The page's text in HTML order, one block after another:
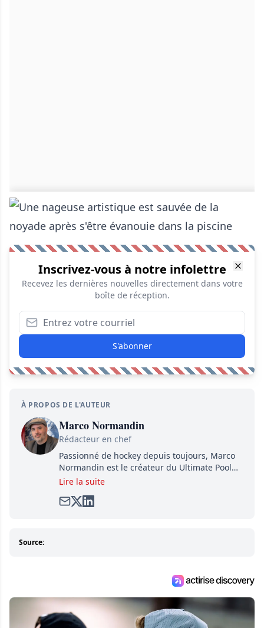
Inscrivez-vous à notre infolettre
Recevez les dernières nouvelles directement dans votre
boîte de réception.
S'abonner
À PROPOS DE L'AUTEUR
Marco Normandin
Rédacteur en chef
Passionné de hockey depuis toujours, Marco
Normandin est le créateur du Ultimate Pool
Preview, une référence mondiale en guide de
satirique de hockey, Définitivement, Pierre.
Lire la suite
Source: